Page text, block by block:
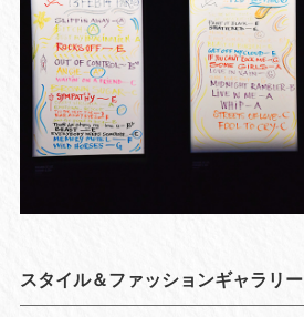
スタイル＆ファッションギャラリー